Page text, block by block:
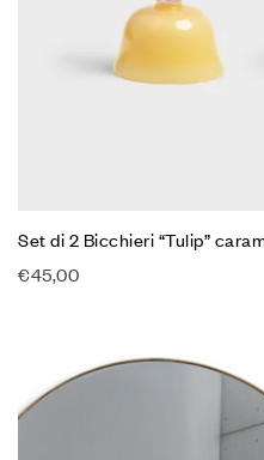
Set di 2 Bicchieri “Tulip”
€45,00